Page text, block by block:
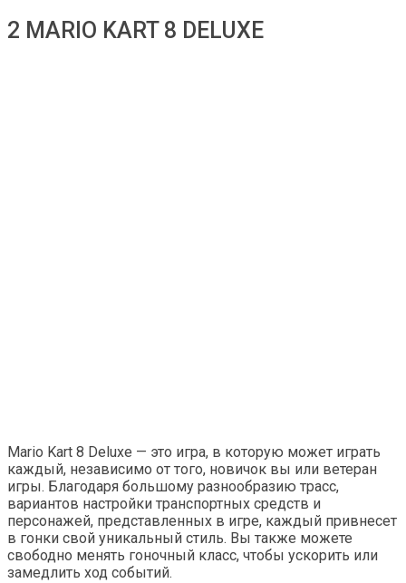
2 MARIO KART 8 DELUXE
Mario Kart 8 Deluxe — это игра, в которую может играть
каждый, независимо от того, новичок вы или ветеран
игры. Благодаря большому разнообразию трасс,
вариантов настройки транспортных средств и
персонажей, представленных в игре, каждый привнесет
в гонки свой уникальный стиль. Вы также можете
свободно менять гоночный класс, чтобы ускорить или
замедлить ход событий.